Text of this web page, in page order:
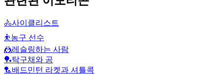
🚴사이클리스트
⛹️농구 선수
🤼레슬링하는 사람
🏓탁구채와 공
🏸배드민턴 라켓과 셔틀콕